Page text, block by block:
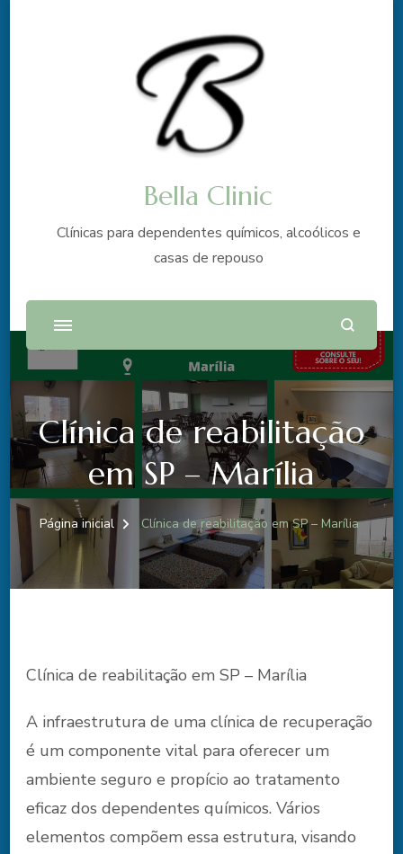
Bella Clinic
Clínicas para dependentes químicos, alcoólicos e
casas de repouso
Clínica de reabilitação
em SP – Marília
Página inicial Clínica de reabilitação em SP – Marília
Clínica de reabilitação em SP – Marília
A infraestrutura de uma clínica de recuperação
é um componente vital para oferecer um
ambiente seguro e propício ao tratamento
eficaz dos dependentes químicos. Vários
elementos compõem essa estrutura, visando